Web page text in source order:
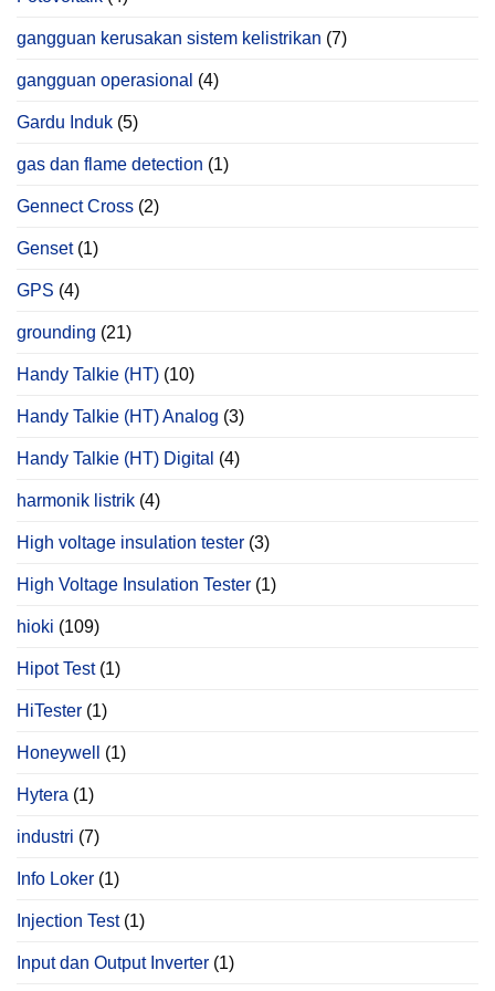
gangguan kerusakan sistem kelistrikan (7)
gangguan operasional (4)
Gardu Induk (5)
gas dan flame detection (1)
Gennect Cross (2)
Genset(1)
GPS (4)
grounding (21)
Handy Talkie (HT) (10)
Handy Talkie (HT) Analog (3)
Handy Talkie (HT) Digital (4)
harmonik listrik (4)
High voltage insulation tester (3)
High Voltage Insulation Tester (1)
hioki (109)
Hipot Test(1)
HiTester (1)
Honeywell (1)
Hytera (1)
industri (7)
Info Loker (1)
Injection Test(1)
Input dan Output Inverter (1)